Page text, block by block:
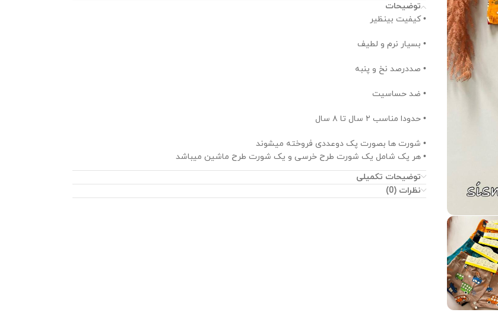
توضیحات
• کیفیت بینظیر
• بسیار نرم و لطیف
• صددرصد نخ و پنبه
• ضد حساسیت
• حدودا مناسب ۲ سال تا ۸ سال
• شورت ها بصورت پک دوعددی فروخته میشوند
• هر پک شامل یک شورت طرح خرسی و یک شورت طرح ماشین میباشد
توضیحات تکمیلی
نظرات (0)